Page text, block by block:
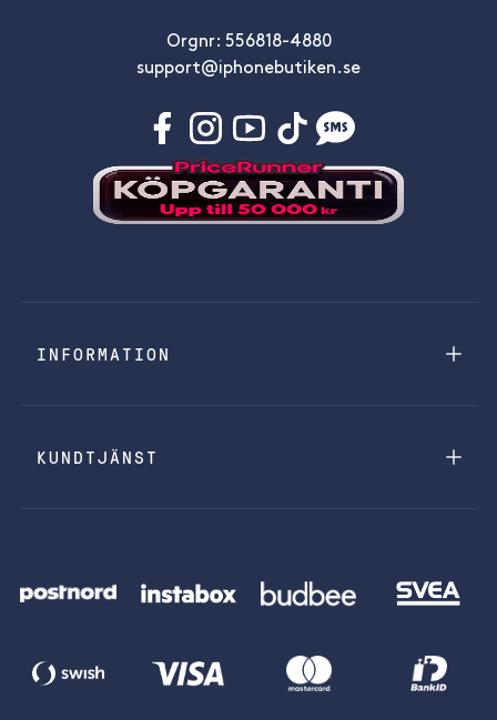
Orgnr: 556818-4880
support@iphonebutiken.se
INFORMATION
KUNDTJÄNST